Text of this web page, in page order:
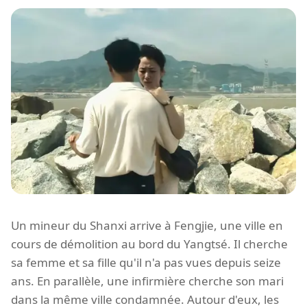
Un mineur du Shanxi arrive à Fengjie, une ville en
cours de démolition au bord du Yangtsé. Il cherche
sa femme et sa fille qu'il n'a pas vues depuis seize
ans. En parallèle, une infirmière cherche son mari
dans la même ville condamnée. Autour d'eux, les